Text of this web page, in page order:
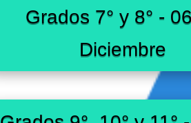
Grados 7° y 8° -
Diciembre